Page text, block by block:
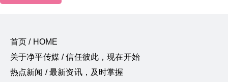
首页 / HOME
关于净平传媒 / 信任彼此，现在开始
热点新闻 / 最新资讯，及时掌握